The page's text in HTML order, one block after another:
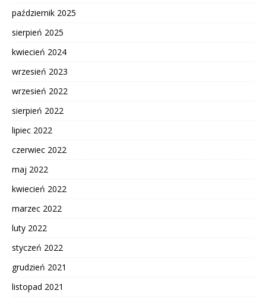
październik 2025
sierpień 2025
kwiecień 2024
wrzesień 2023
wrzesień 2022
sierpień 2022
lipiec 2022
czerwiec 2022
maj 2022
kwiecień 2022
marzec 2022
luty 2022
styczeń 2022
grudzień 2021
listopad 2021